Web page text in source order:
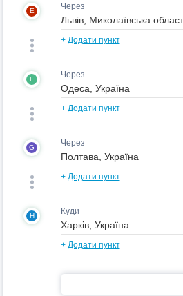
E Через
+ Додати пункт
F Через
+ Додати пункт
G Через
+ Додати пункт
H Куди
+ Додати пункт